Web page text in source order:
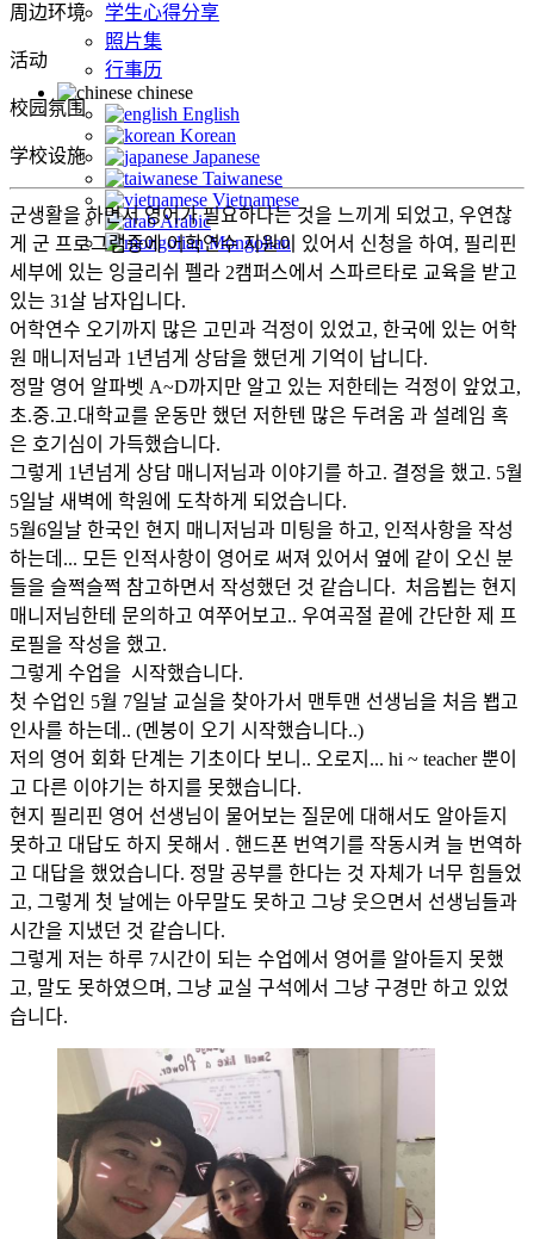
学生心得分享
照片集
行事历
chinese
English
Korean
Japanese
Taiwanese
Vietnamese
Arabic
Mongolian
周边环境
活动
校园氛围
学校设施
군생활을 하면서 영어가 필요하다는 것을 느끼게 되었고, 우연찮
게 군 프로그램중에 어학연수 지원이 있어서 신청을 하여, 필리핀
세부에 있는 잉글리쉬 펠라 2캠퍼스에서 스파르타로 교육을 받고
있는 31살 남자입니다.
어학연수 오기까지 많은 고민과 걱정이 있었고, 한국에 있는 어학
원 매니저님과 1년넘게 상담을 했던게 기억이 납니다.
정말 영어 알파벳 A~D까지만 알고 있는 저한테는 걱정이 앞었고,
초.중.고.대학교를 운동만 했던 저한텐 많은 두려움 과 설례임 혹
은 호기심이 가득했습니다.
그렇게 1년넘게 상담 매니저님과 이야기를 하고. 결정을 했고. 5월
5일날 새벽에 학원에 도착하게 되었습니다.
5월6일날 한국인 현지 매니저님과 미팅을 하고, 인적사항을 작성
하는데... 모든 인적사항이 영어로 써져 있어서 옆에 같이 오신 분
들을 슬쩍슬쩍 참고하면서 작성했던 것 같습니다. 처음뵙는 현지
매니저님한테 문의하고 여쭈어보고.. 우여곡절 끝에 간단한 제 프
로필을 작성을 했고.
그렇게 수업을 시작했습니다.
첫 수업인 5월 7일날 교실을 찾아가서 맨투맨 선생님을 처음 봽고
인사를 하는데.. (멘붕이 오기 시작했습니다..)
저의 영어 회화 단계는 기초이다 보니.. 오로지... hi ~ teacher 뿐이
고 다른 이야기는 하지를 못했습니다.
현지 필리핀 영어 선생님이 물어보는 질문에 대해서도 알아듣지
못하고 대답도 하지 못해서 . 핸드폰 번역기를 작동시켜 늘 번역하
고 대답을 했었습니다. 정말 공부를 한다는 것 자체가 너무 힘들었
고, 그렇게 첫 날에는 아무말도 못하고 그냥 웃으면서 선생님들과
시간을 지냈던 것 같습니다.
그렇게 저는 하루 7시간이 되는 수업에서 영어를 알아듣지 못했
고, 말도 못하였으며, 그냥 교실 구석에서 그냥 구경만 하고 있었
습니다.